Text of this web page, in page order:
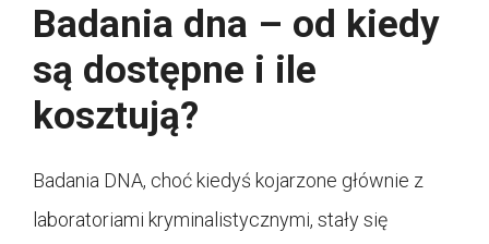
Badania dna – od kiedy
są dostępne i ile
kosztują?
Badania DNA, choć kiedyś kojarzone głównie z
laboratoriami kryminalistycznymi, stały się